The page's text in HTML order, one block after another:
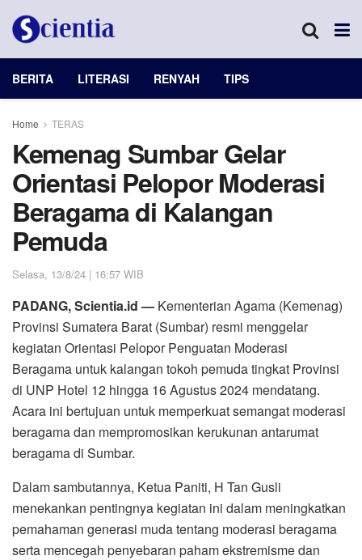
BERITA LITERASI RENYAH TIPS
Home TERAS
Kemenag Sumbar Gelar
Orientasi Pelopor Moderasi
Beragama di Kalangan
Pemuda
Selasa, 13/8/24 | 16:57 WIB
PADANG, Scientia.id — Kementerian Agama (Kemenag)
Provinsi Sumatera Barat (Sumbar) resmi menggelar
kegiatan Orientasi Pelopor Penguatan Moderasi
Beragama untuk kalangan tokoh pemuda tingkat Provinsi
di UNP Hotel 12 hingga 16 Agustus 2024 mendatang.
Acara ini bertujuan untuk memperkuat semangat moderasi
beragama dan mempromosikan kerukunan antarumat
beragama di Sumbar.
Dalam sambutannya, Ketua Paniti, H Tan Gusli
menekankan pentingnya kegiatan ini dalam meningkatkan
pemahaman generasi muda tentang moderasi beragama
serta mencegah penyebaran paham ekstremisme dan